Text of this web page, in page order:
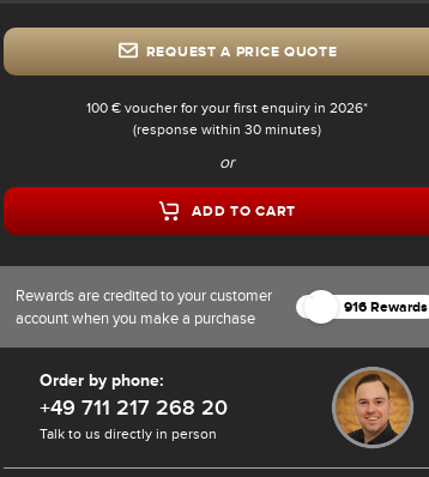
REQUEST A PRICE QUOTE
100 € voucher for your first enquiry in 2026*
(response within 30 minutes)
or
ADD TO CART
Rewards are credited to your customer
account when you make a purchase
916 Rewards
Order by phone:
+49 711 217 268 20
Talk to us directly in person